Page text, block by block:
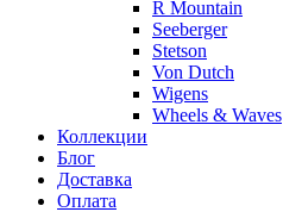
R Mountain
Seeberger
Stetson
Von Dutch
Wigens
Wheels & Waves
Коллекции
Блог
Доставка
Оплата